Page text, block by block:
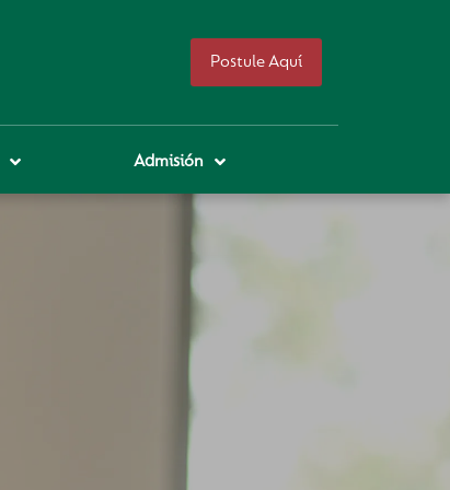
Postule Aquí
Admisión